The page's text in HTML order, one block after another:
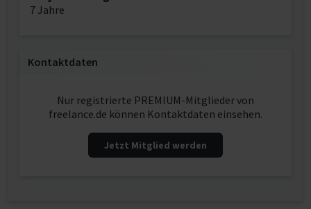
7 Jahre
Kontaktdaten
Nur registrierte PREMIUM-Mitglieder von
freelance.de können Kontaktdaten einsehen.
Jetzt Mitglied werden